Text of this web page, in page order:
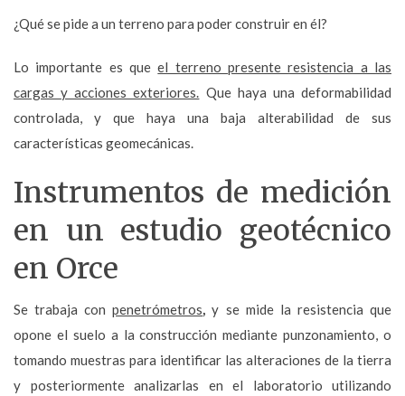
¿Qué se pide a un terreno para poder construir en él?
Lo importante es queel terreno presente resistencia a las
cargas y acciones exteriores. Que haya una deformabilidad
controlada, y que haya una baja alterabilidad de sus
características geomecánicas.
Instrumentos de medición
en un estudio geotécnico
en Orce
Se trabaja conpenetrómetros,y se mide la resistencia que
opone el suelo a la construcción mediante punzonamiento, o
tomando muestras para identificar las alteraciones de la tierra
y posteriormente analizarlas en el laboratorio utilizando